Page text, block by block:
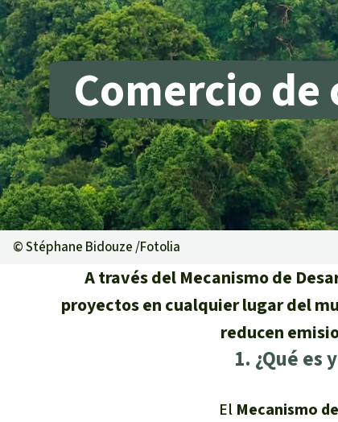
Metales
Minería
Aceite
REDD
Indígena
Granjas
Para
©Stéphane Bidouze /Fotolia
Comercio
A través del Mecanismo de
proyectos en cualquier lugar del
reducen
1. ¿Qué
El Mecanismo